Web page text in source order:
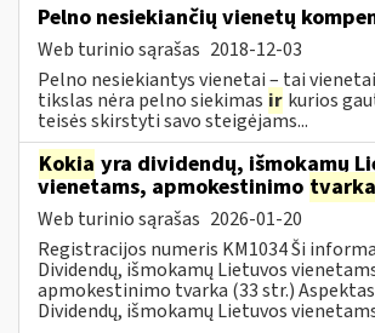
Pelno nesiekiančių vienetų
Web turinio sąrašas 2018-12-03
Pelno nesiekiantys vienetai – tai
tikslas nėra pelno siekimas ir kurios
teisės skirstyti savo steigėjams...
Kokia yra dividendų, išmokamų
vienetams, apmokestinimo tvarka
Web turinio sąrašas 2026-01-20
Registracijos numeris KM1034 Ši
Dividendų, išmokamų Lietuvos
apmokestinimo tvarka (33 str.)
Dividendų, išmokamų Lietuvos